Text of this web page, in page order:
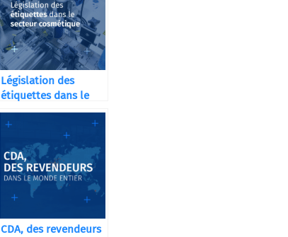
Législation des
étiquettes dans le
secteur cosmétique
CDA, des revendeurs